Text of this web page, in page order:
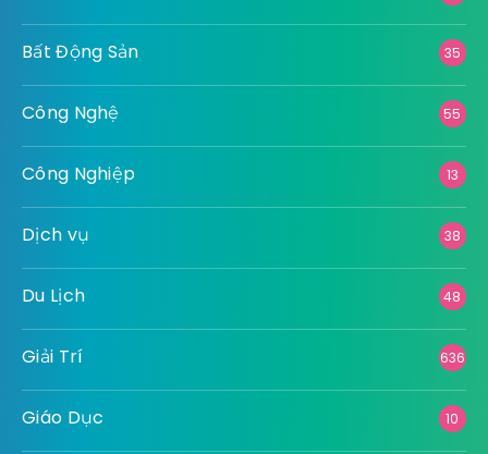
Bất Động Sản 35
Công Nghệ 55
Công Nghiệp 13
Dịch vụ 38
Du Lịch 48
Giải Trí 636
Giáo Dục 10